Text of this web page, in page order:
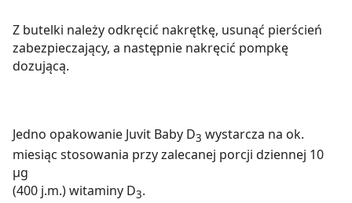
Strony.
Z butelki należy odkręcić nakrętkę, usunąć pierścień
zabezpieczający, a następnie nakręcić pompkę
dozującą.
Jedno opakowanie Juvit Baby D3 wystarcza na ok.
miesiąc stosowania przy zalecanej porcji dziennej 10
µg
(400 j.m.) witaminy D3.